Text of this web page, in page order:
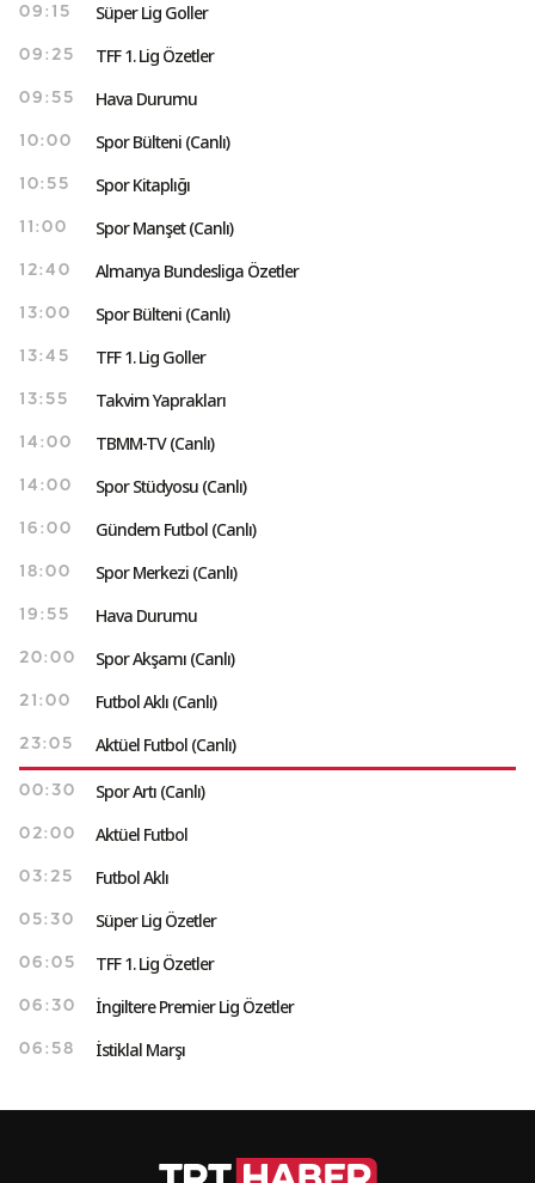
09:15 Süper Lig Goller
09:25 TFF 1. Lig Özetler
09:55 Hava Durumu
10:00 Spor Bülteni (Canlı)
10:55 Spor Kitaplığı
11:00 Spor Manşet (Canlı)
12:40 Almanya Bundesliga Özetler
13:00 Spor Bülteni (Canlı)
13:45 TFF 1. Lig Goller
13:55 Takvim Yaprakları
14:00 TBMM-TV (Canlı)
14:00 Spor Stüdyosu (Canlı)
16:00 Gündem Futbol (Canlı)
18:00 Spor Merkezi (Canlı)
19:55 Hava Durumu
20:00 Spor Akşamı (Canlı)
21:00 Futbol Aklı (Canlı)
23:05 Aktüel Futbol (Canlı)
00:30 Spor Artı (Canlı)
02:00 Aktüel Futbol
03:25 Futbol Aklı
05:30 Süper Lig Özetler
06:05 TFF 1. Lig Özetler
06:30 İngiltere Premier Lig Özetler
06:58 İstiklal Marşı